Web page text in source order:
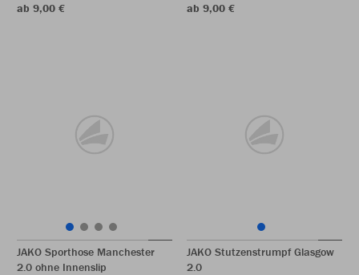
ab 9,00 €
ab 9,00 €
JAKO Sporthose Manchester
2.0 ohne Innenslip
JAKO Stutzenstrumpf Glasgow
2.0